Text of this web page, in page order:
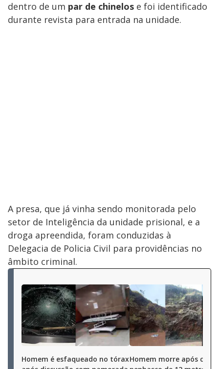
dentro de um par de chinelos e foi identificado
durante revista para entrada na unidade.
A presa, que já vinha sendo monitorada pelo
setor de Inteligência da unidade prisional, e a
droga apreendida, foram conduzidas à
Delegacia de Policia Civil para providências no
âmbito criminal.
Homem é esfaqueado no tóraxHomem morre após cair